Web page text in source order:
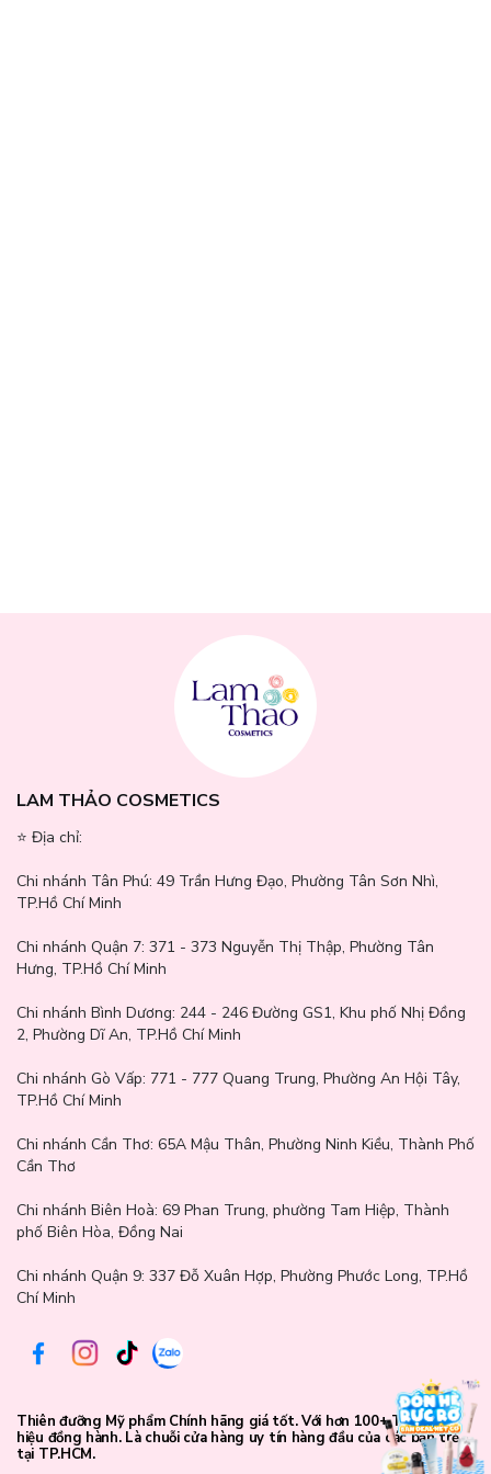
Mi công chúa - với 1 hàng mi dưới mảnh 6mm + 5 hàng mi trên tai
hơn.
Bước 1: Đầu tiên hãy uốn cong lông mi thật
Bước 2: Dùng nhíp gắn mi, làm theo đường chỉ dẫn, kẹp nhẹ vào
phần giữa mi và tháo mi ra
Bước 3: Nhúng keo vào mặt cong của mi và đợi khoảng 10 giây
trước khi dán
Bước 4: Có thể gắn 3-4 cụm mi. Dùng nhíp để điều chỉnh mi thật và
mi giả cho vừa khít hơn.
ráo bám lâu.
Hiện nay lông mi giả nhàMlen Diaryđã có tại Lam Thảo
Cosmetics, còn chần chừ chi mà không sắm ngay 1 em mi giả
LAM THẢO COSMETICS
⭐️ Địa chỉ:
Chi nhánh Tân Phú: 49 Trần Hưng Đạo, Phường Tân Sơn Nhì,
TP.Hồ Chí Minh
Chi nhánh Quận 7: 371 - 373 Nguyễn Thị Thập, Phường Tân
Hưng, TP.Hồ Chí Minh
Chi nhánh Bình Dương: 244 - 246 Đường GS1, Khu phố Nhị Đồng
2, Phường Dĩ An, TP.Hồ Chí Minh
Chi nhánh Gò Vấp: 771 - 777 Quang Trung, Phường An Hội Tây,
TP.Hồ Chí Minh
Chi nhánh Cần Thơ: 65A Mậu Thân, Phường Ninh Kiều, Thành Phố
Cần Thơ
Chi nhánh Biên Hoà: 69 Phan Trung, phường Tam Hiệp, Thành
phố Biên Hòa, Đồng Nai
Chi nhánh Quận 9: 337 Đỗ Xuân Hợp, Phường Phước Long, TP.Hồ
Chí Minh
Thiên đưỡng Mỹ phẩm Chính hãng giá tốt. Với hơn 100+ Thương
hiệu đồng hành. Là chuỗi cửa hàng uy tín hàng đầu của các bạn trẻ
tại TP.HCM.